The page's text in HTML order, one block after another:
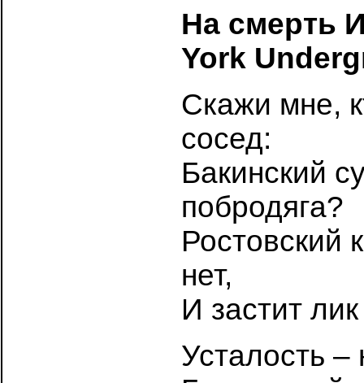
На смерть
York
Скажи мне,
сосед:
Бакинский
побродяга?
Ростовский
нет,
И застит
Усталость